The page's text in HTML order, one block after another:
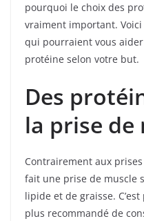
pourquoi le choix des
vraiment important.
qui pourraient vous
protéine selon votre but.
Des
la prise de
Contrairement aux
fait une prise de muscle
lipide et de graisse.
plus recommandé de